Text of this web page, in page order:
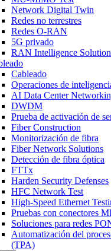
Network Digital Twin
Redes no terrestres
Redes O-RAN
5G privado
RAN Intelligence
Cableado
Operaciones de
AI Data Center
DWDM
Prueba de activación de
Fiber Construction
Monitorización de fibra
Fiber Network Solutions
Detección de fibra óptica
FTTx
Harden Security Defenses
HFC Network Test
High-Speed Ethernet
Pruebas con conectores
Soluciones para redes
Automatización del
(TPA)